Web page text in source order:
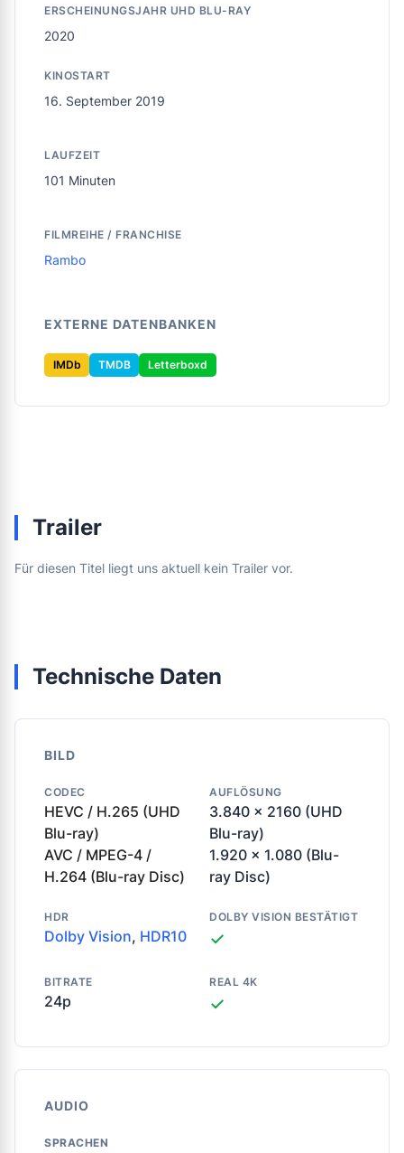
ERSCHEINUNGSJAHR UHD BLU-RAY
2020
KINOSTART
16. September 2019
LAUFZEIT
101 Minuten
FILMREIHE / FRANCHISE
Rambo
EXTERNE DATENBANKEN
IMDb TMDB Letterboxd
Trailer
Für diesen Titel liegt uns aktuell kein Trailer vor.
Technische Daten
BILD
CODEC
HEVC / H.265 (UHD
Blu-ray)
AVC / MPEG-4 /
H.264 (Blu-ray Disc)
AUFLÖSUNG
3.840 x 2160 (UHD
Blu-ray)
1.920 x 1.080 (Blu-
ray Disc)
HDR
Dolby Vision, HDR10
DOLBY VISION BESTÄTIGT
✓
BITRATE
24p
REAL 4K
✓
AUDIO
SPRACHEN